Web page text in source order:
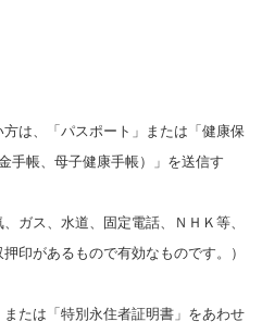
は、「パスポート」または「健康保
手帳、母子健康手帳）」を送信す
ガス、水道、固定電話、ＮＨＫ等、
印があるもので有効なものです。）
たは「特別永住者証明書」をあわせ